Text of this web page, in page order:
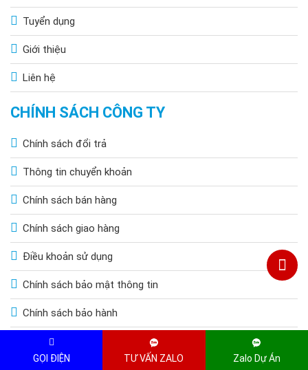
Tuyển dụng
Giới thiệu
Liên hệ
CHÍNH SÁCH CÔNG TY
Chính sách đổi trả
Thông tin chuyển khoản
Chính sách bán hàng
Chính sách giao hàng
Điều khoản sử dụng
Chính sách bảo mật thông tin
Chính sách bảo hành
Copyright © 2015 by HOANGQUOCBAO.COM. All Rights Reserved
GỌI ĐIỆN TƯ VẤN ZALO Zalo Dự Án